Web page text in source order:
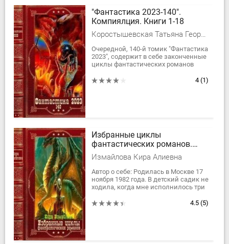
"Фантастика 2023-140".
Компиялция. Книги 1-18
Коростышевская Татьяна Георгиевна, Корнеев Юрий Борисович, Алексей Селютин
Очередной, 140-й томик "Фантастика
2023", содержит в себе законченные
циклы фантастических романов
чтения, уважаемый читатель! ...
4 (1)
Избранные циклы
фантастических романов.
Компляция.Книги 1-22
Измайлова Кира Алиевна
Автор о себе: Родилась в Москве 17
ноября 1982 года. В детский садик не
ходила, когда мне исполнилось три
С тех пор и читаю......
4.5 (5)